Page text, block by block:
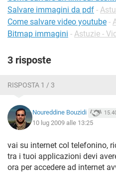
Salvare immagini da pdf -
Come salvare video youtube -
Bitmap immagini - Astuzie -
3 risposte
RISPOSTA 1 / 3
Noureddine Bouzidi
10 lug 2009 alle 13:25
vai su internet col telefonino,
tra i tuoi applicazioni devi
ora per accedere ad internet